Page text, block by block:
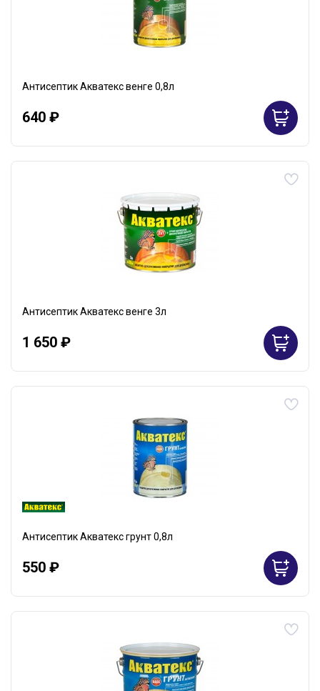
Антисептик Акватекс венге 0,8л
640 ₽
Антисептик Акватекс венге 3л
1 650 ₽
Антисептик Акватекс грунт 0,8л
550 ₽